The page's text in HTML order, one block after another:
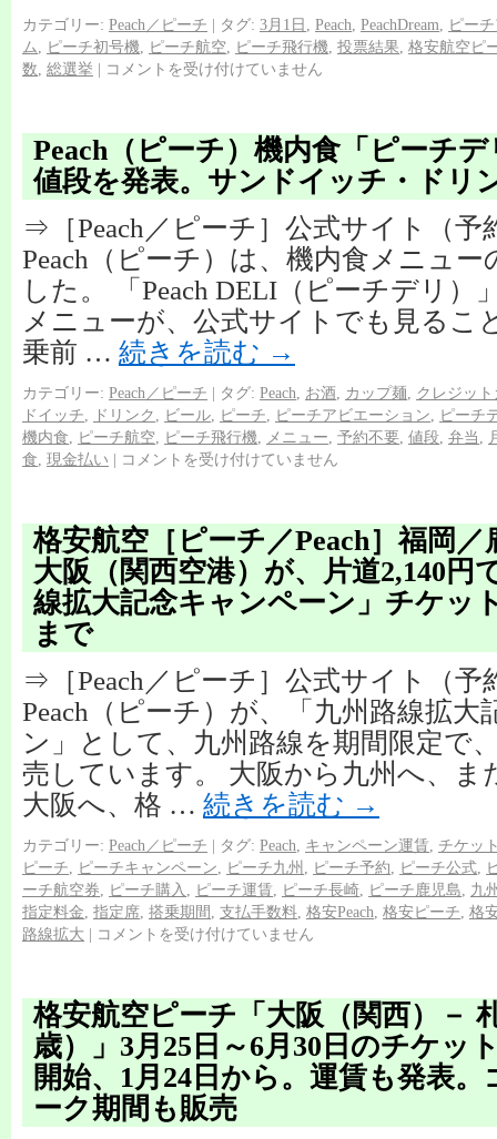
カテゴリー: Peach／ピーチ | タグ: 3月1日 Peach PeachDream
ピー
ム
ピーチ初号機 ピーチ航空 ピーチ飛行機 投票結果 格安航空ピ
数 総選挙 | コメントを受け付けていません
Peach（ピーチ）機内食「ピーチ
値段を発表。サンドイッチ・ドリ
⇒［Peach／ピーチ］公式サイト（予
Peach（ピーチ）は、機内食メニュ
した。 「Peach DELI（ピーチデリ）
メニューが、公式サイトでも見るこ
乗前 … 続きを読む →
カテゴリー: Peach／ピーチ | タグ: Peach お酒 カップ麺
クレジッ
ドイッチ
ドリンク ビール ピーチ ピーチアビエーション
ピーチ
機内食
ピーチ航空 ピーチ飛行機 メニュー 予約不要 値段 弁当
食 現金払い | コメントを受け付けていません
格安航空［ピーチ／Peach］福岡／
大阪（関西空港）が、片道2,140円
線拡大記念キャンペーン」チケッ
まで
⇒［Peach／ピーチ］公式サイト（予
Peach（ピーチ）が、「九州路線拡大
ン」として、九州路線を期間限定で
売しています。 大阪から九州へ、ま
大阪へ、格 … 続きを読む →
カテゴリー: Peach／ピーチ | タグ: Peach キャンペーン運賃
チケッ
ピーチ
ピーチキャンペーン ピーチ九州 ピーチ予約 ピーチ公式
ーチ航空券
ピーチ購入 ピーチ運賃 ピーチ長崎 ピーチ鹿児島
九
指定料金 指定席 搭乗期間 支払手数料 格安Peach 格安ピーチ 格
路線拡大 | コメントを受け付けていません
格安航空ピーチ「大阪（関西）－
歳）」3月25日～6月30日のチケッ
開始、1月24日から。運賃も発表
ーク期間も販売